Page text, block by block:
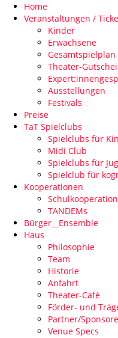
Home
Veranstaltungen /
Kinder
Erwachsene
Gesamtspielplan
Theater-
Ausstellungen
Festivals
Preise
TaT Spielclubs
Spielclubs für
Midi Club
Spielclubs für
Spielclub für
Kooperationen
TANDEMs
Bürger__Ensemble
Haus
Philosophie
Team
Historie
Anfahrt
Theater-Café
Förder- und
Partner/
Venue Specs